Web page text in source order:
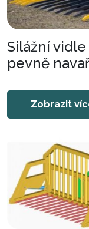
Silážní
pevně
Zobrazit